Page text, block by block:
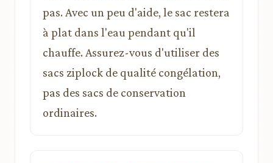
pas. Avec un peu d'aide, le sac restera
à plat dans l'eau pendant qu'il
chauffe. Assurez-vous d'utiliser des
sacs ziplock de qualité congélation,
pas des sacs de conservation
ordinaires.